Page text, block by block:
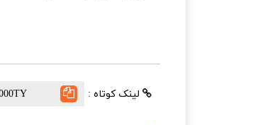
لینک کوتاه :